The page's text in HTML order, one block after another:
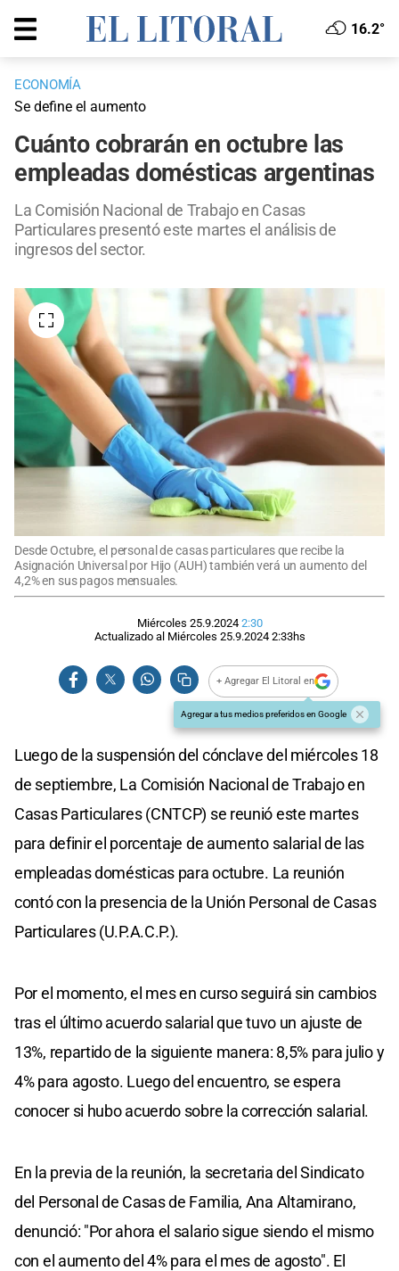
16.2°
ECONOMÍA
Se define el aumento
Cuánto cobrarán en octubre las
empleadas domésticas argentinas
La Comisión Nacional de Trabajo en Casas
Particulares presentó este martes el análisis de
ingresos del sector.
Desde Octubre, el personal de casas particulares que recibe la
Asignación Universal por Hijo (AUH) también verá un aumento del
4,2% en sus pagos mensuales.
Miércoles 25.9.2024 2:30
Actualizado al Miércoles 25.9.2024 2:33hs
+ Agregar El Litoral en
Agregar a tus medios preferidos en Google
Luego de la suspensión del cónclave del miércoles 18
de septiembre, La Comisión Nacional de Trabajo en
Casas Particulares (CNTCP) se reunió este martes
para definir el porcentaje de aumento salarial de las
empleadas domésticas para octubre. La reunión
contó con la presencia de la Unión Personal de Casas
Particulares (U.P.A.C.P.).
Por el momento, el mes en curso seguirá sin cambios
tras el último acuerdo salarial que tuvo un ajuste de
13%, repartido de la siguiente manera: 8,5% para julio y
4% para agosto. Luego del encuentro, se espera
conocer si hubo acuerdo sobre la corrección salarial.
En la previa de la reunión, la secretaria del Sindicato
del Personal de Casas de Familia, Ana Altamirano,
denunció: "Por ahora el salario sigue siendo el mismo
con el aumento del 4% para el mes de agosto". El